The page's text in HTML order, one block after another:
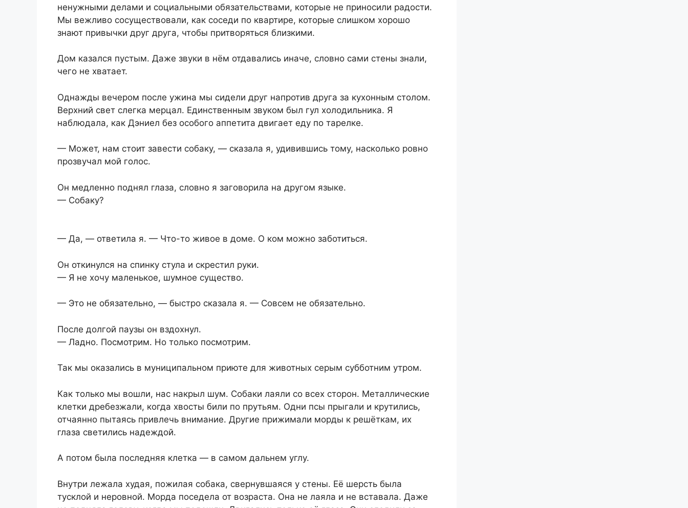
ненужными делами и социальными обязательствами, которые не приносили радости.
Мы вежливо сосуществовали, как соседи по квартире, которые слишком хорошо
знают привычки друг друга, чтобы притворяться близкими.
Дом казался пустым. Даже звуки в нём отдавались иначе, словно сами стены знали,
чего не хватает.
Однажды вечером после ужина мы сидели друг напротив друга за кухонным столом.
Верхний свет слегка мерцал. Единственным звуком был гул холодильника. Я
наблюдала, как Дэниел без особого аппетита двигает еду по тарелке.
— Может, нам стоит завести собаку, — сказала я, удивившись тому, насколько ровно
прозвучал мой голос.
Он медленно поднял глаза, словно я заговорила на другом языке.
— Собаку?
— Да, — ответила я. — Что-то живое в доме. О ком можно заботиться.
Он откинулся на спинку стула и скрестил руки.
— Я не хочу маленькое, шумное существо.
— Это не обязательно, — быстро сказала я. — Совсем не обязательно.
После долгой паузы он вздохнул.
— Ладно. Посмотрим. Но только посмотрим.
Так мы оказались в муниципальном приюте для животных серым субботним утром.
Как только мы вошли, нас накрыл шум. Собаки лаяли со всех сторон. Металлические
клетки дребезжали, когда хвосты били по прутьям. Одни псы прыгали и крутились,
отчаянно пытаясь привлечь внимание. Другие прижимали морды к решёткам, их
глаза светились надеждой.
А потом была последняя клетка — в самом дальнем углу.
Внутри лежала худая, пожилая собака, свернувшаяся у стены. Её шерсть была
тусклой и неровной. Морда поседела от возраста. Она не лаяла и не вставала. Даже